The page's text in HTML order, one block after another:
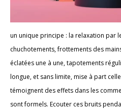
un unique principe : la relaxation par
chuchotements, frottements des
éclatées une à une, tapotements
longue, et sans limite, mise à part
témoignent des effets dans les
sont formels. Ecouter ces bruits